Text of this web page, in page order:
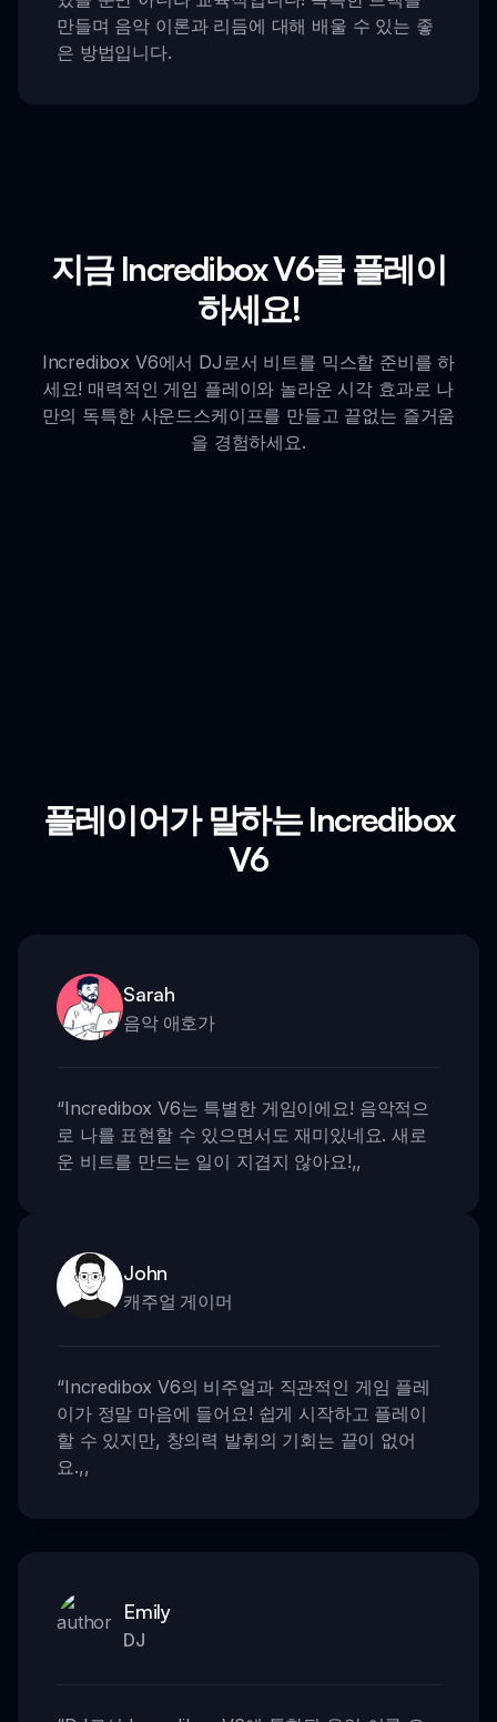
만들며 음악 이론과 리듬에 대해 배울 수 있는 좋
은 방법입니다.
지금 Incredibox V6를 플레이
하세요!
Incredibox V6에서 DJ로서 비트를 믹스할 준비를 하
세요! 매력적인 게임 플레이와 놀라운 시각 효과로 나
만의 독특한 사운드스케이프를 만들고 끝없는 즐거움
을 경험하세요.
플레이어가 말하는 Incredibox
V6
Sarah
음악 애호가
“Incredibox V6는 특별한 게임이에요! 음악적으
로 나를 표현할 수 있으면서도 재미있네요. 새로
운 비트를 만드는 일이 지겹지 않아요!,,
John
캐주얼 게이머
“Incredibox V6의 비주얼과 직관적인 게임 플레
이가 정말 마음에 들어요! 쉽게 시작하고 플레이
할 수 있지만, 창의력 발휘의 기회는 끝이 없어
요.,,
Emily
DJ